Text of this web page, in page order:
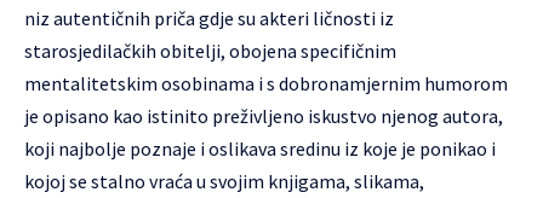
niz autentičnih priča gdje su akteri ličnosti iz
starosjedilačkih obitelji, obojena specifičnim
mentalitetskim osobinama i s dobronamjernim humorom
je opisano kao istinito preživljeno iskustvo njenog autora,
koji najbolje poznaje i oslikava sredinu iz koje je ponikao i
kojoj se stalno vraća u svojim knjigama, slikama,